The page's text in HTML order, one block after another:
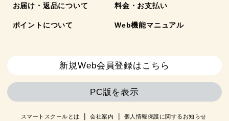
お届け・返品について 料金・お支払い
ポイントについて Web機能マニュアル
新規Web会員登録はこちら
PC版を表示
スマートスクールとは 会社案内 個人情報保護に関するお知らせ